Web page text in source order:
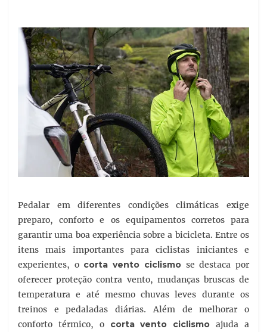
Pedalar em diferentes condições climáticas exige
preparo, conforto e os equipamentos corretos para
garantir uma boa experiência sobre a bicicleta. Entre os
itens mais importantes para ciclistas iniciantes e
experientes, o corta vento ciclismose destaca por
oferecer proteção contra vento, mudanças bruscas de
temperatura e até mesmo chuvas leves durante os
treinos e pedaladas diárias. Além de melhorar o
conforto térmico, o corta vento ciclismo ajuda a